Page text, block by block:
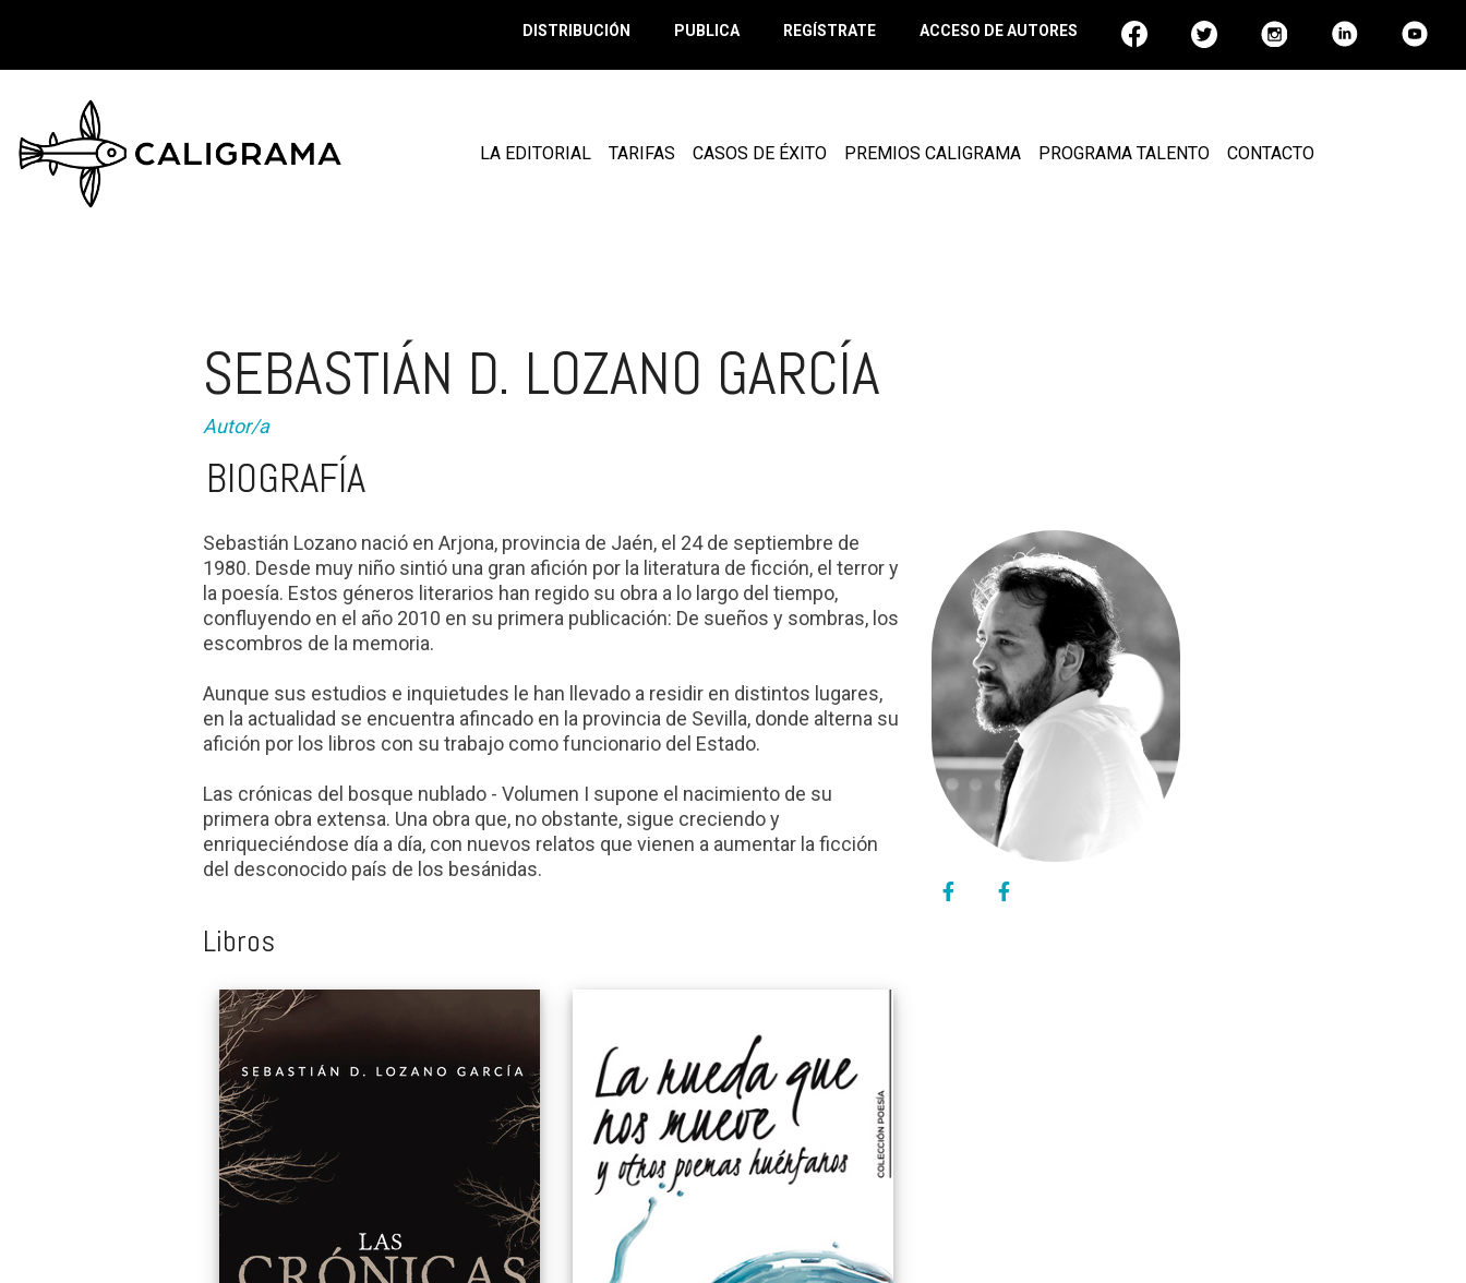
DISTRIBUCIÓN PUBLICA REGÍSTRATE ACCESO DE AUTORES
LA EDITORIAL TARIFAS CASOS DE ÉXITO PREMIOS CALIGRAMA PROGRAMA TALENTO CONTACTO
SEBASTIÁN D. LOZANO GARCÍA
Autor/a
BIOGRAFÍA
Sebastián Lozano nació en Arjona, provincia de Jaén, el 24 de septiembre de
1980. Desde muy niño sintió una gran afición por la literatura de ficción, el terror y
la poesía. Estos géneros literarios han regido su obra a lo largo del tiempo,
confluyendo en el año 2010 en su primera publicación: De sueños y sombras, los
escombros de la memoria.
Aunque sus estudios e inquietudes le han llevado a residir en distintos lugares,
en la actualidad se encuentra afincado en la provincia de Sevilla, donde alterna su
afición por los libros con su trabajo como funcionario del Estado.
Las crónicas del bosque nublado - Volumen I supone el nacimiento de su
primera obra extensa. Una obra que, no obstante, sigue creciendo y
enriqueciéndose día a día, con nuevos relatos que vienen a aumentar la ficción
del desconocido país de los besánidas.
facebook
Libros